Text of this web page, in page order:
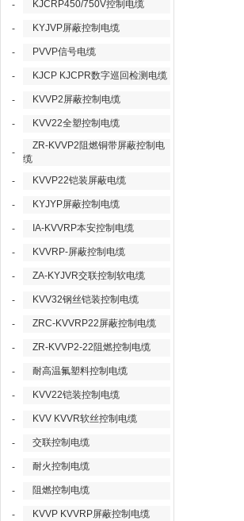
- KJCRP450/750V控制电缆
- KYJVP屏蔽控制电缆
- PVVP信号电缆
- KJCP KJCPR数字巡回检测电缆
- KVVP2屏蔽控制电缆
- KVV22全塑控制电缆
-
ZR-KVVP2阻燃铜带屏蔽控制电
缆
-
KVVP22铠装屏蔽电缆
- KYJYP屏蔽控制电缆
- IA-KVVRP本安控制电缆
- KVVRP-屏蔽控制电缆
- ZA-KYJVR交联控制软电缆
- KVV32钢丝铠装控制电缆
- ZRC-KVVRP22屏蔽控制电缆
- ZR-KVVP2-22阻燃控制电缆
- 耐高温氟塑料控制电缆
- KVV22铠装控制电缆
- KVV KVVR软丝控制电缆
- 交联控制电缆
- 耐火控制电缆
- 阻燃控制电缆
- KVVP KVVRP屏蔽控制电缆